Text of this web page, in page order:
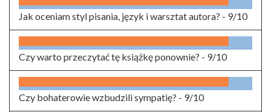
Jak oceniam styl pisania, język i warsztat autora? - 9/10
Czy warto przeczytać tę książkę ponownie? - 9/10
Czy bohaterowie wzbudzili sympatię? - 9/10